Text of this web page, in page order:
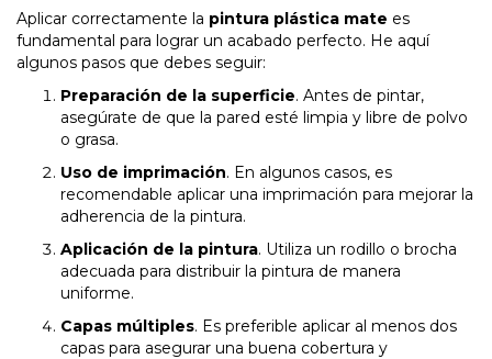
Aplicar correctamente la pintura plástica mate es
fundamental para lograr un acabado perfecto. He aquí
algunos pasos que debes seguir:
Preparación de la superficie. Antes de pintar,
asegúrate de que la pared esté limpia y libre de polvo
o grasa.
Uso de imprimación. En algunos casos, es
recomendable aplicar una imprimación para mejorar la
adherencia de la pintura.
Aplicación de la pintura. Utiliza un rodillo o brocha
adecuada para distribuir la pintura de manera
uniforme.
Capas múltiples. Es preferible aplicar al menos dos
capas para asegurar una buena cobertura y